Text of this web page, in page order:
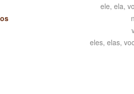
ele, ela,
eles, elas,